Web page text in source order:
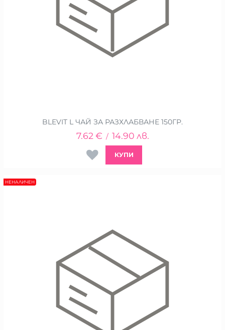
BLEVIT L ЧАЙ ЗА РАЗХЛАБВАНЕ 150ГР.
7.62 € / 14.90 лв.
КУПИ
НЕНАЛИЧЕН